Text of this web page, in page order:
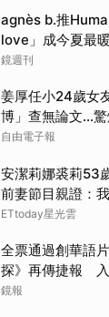
agnès b.推
love」成今夏最
鏡週刊
姜厚任小24歲女
博」查無論文…驚
自由電子報
安潔莉娜裘莉53
前妻節目親證：
ETtoday星光雲
全票通過創華語
探》再傳捷報
鏡報